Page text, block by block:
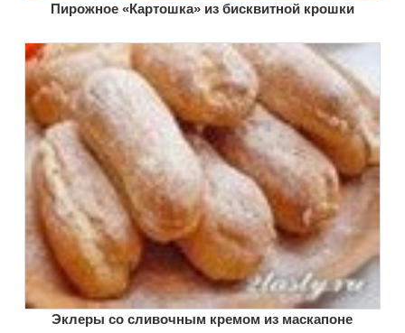
Пирожное «Картошка» из бисквитной крошки
Эклеры со сливочным кремом из маскапоне